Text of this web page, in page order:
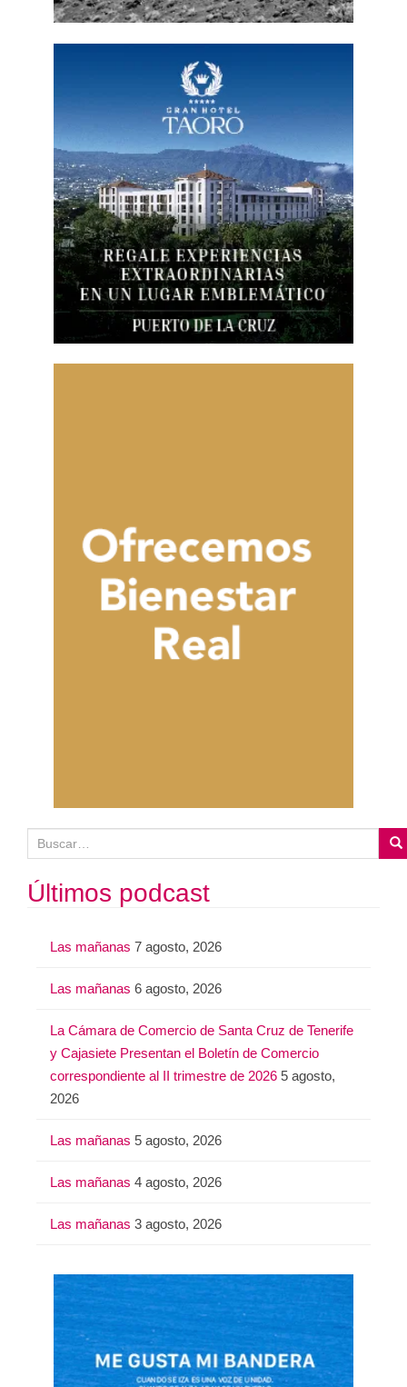
u
s
c
Últimos podcast
Las mañanas 7 agosto, 2026
Las mañanas 6 agosto, 2026
La Cámara de Comercio de Santa Cruz de Tenerife
y Cajasiete Presentan el Boletín de Comercio
correspondiente al II trimestre de 2026 5 agosto,
2026
Las mañanas 5 agosto, 2026
Las mañanas 4 agosto, 2026
Las mañanas 3 agosto, 2026